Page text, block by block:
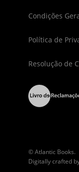
Condições
Política de
Resolução de
© Atlantic Books.
Digitally crafted